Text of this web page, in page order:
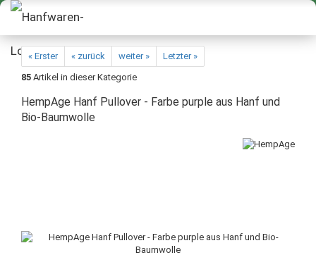
« Erster « zurück weiter »
Letzter »
85 Artikel in dieser Kategorie
HempAge Hanf Pullover - Farbe purple aus Hanf und
Bio-Baumwolle